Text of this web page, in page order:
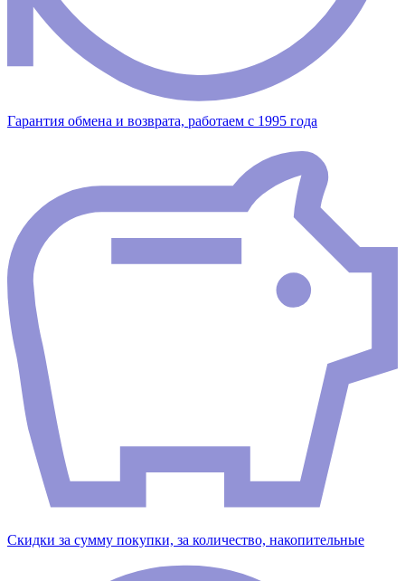
Гарантия обмена и возврата, работаем с 1995 года
Скидки за сумму покупки, за количество, накопительные